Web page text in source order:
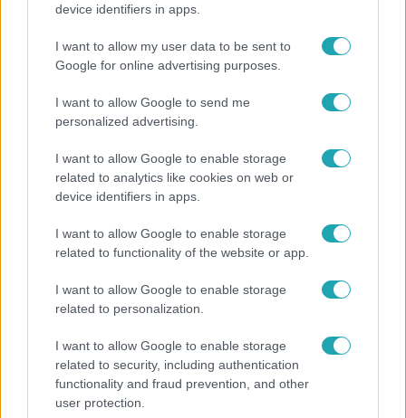
device identifiers in apps.
I want to allow my user data to be sent to
Google for online advertising purposes.
I want to allow Google to send me
personalized advertising.
I want to allow Google to enable storage
related to analytics like cookies on web or
device identifiers in apps.
I want to allow Google to enable storage
related to functionality of the website or app.
I want to allow Google to enable storage
related to personalization.
I want to allow Google to enable storage
related to security, including authentication
functionality and fraud prevention, and other
user protection.
os tüdőkapacitásom
Véget ért a közös munka! Balogh Levente
elbúcsúzott Az álommeló győztesétől